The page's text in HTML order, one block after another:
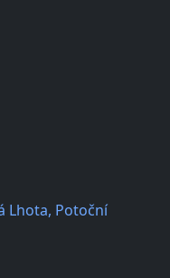
Lhota, Potoční